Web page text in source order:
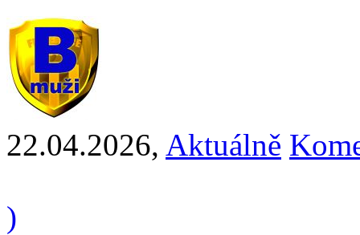
22.04.2026, Aktuálně
)